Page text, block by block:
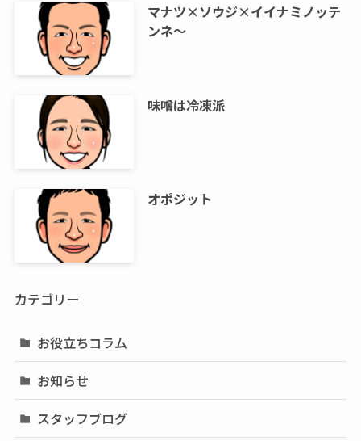
マナツ×ソウジ×イイナミノッテ
ンネ～
味噌は冷凍派
オポジット
カテゴリー
お役立ちコラム
お知らせ
スタッフブログ